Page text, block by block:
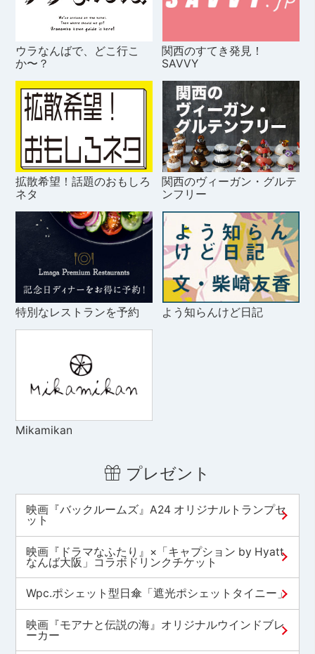
ウラなんばで、どこ行こ
か〜？
関西のすてき発見！
SAVVY
拡散希望！話題のおもしろ
ネタ
関西のヴィーガン・グルテ
ンフリー
特別なレストランを予約 よう知らんけど日記
Mikamikan
プレゼント
映画『バックルームズ』A24 オリジナルトランプセ
ット
映画『ドラマなふたり』×「キャプション by Hyatt
なんば大阪」コラボドリンクチケット
Wpc.ポシェット型日傘「遮光ポシェットタイニー」
映画『モアナと伝説の海』オリジナルウインドブレ
ーカー